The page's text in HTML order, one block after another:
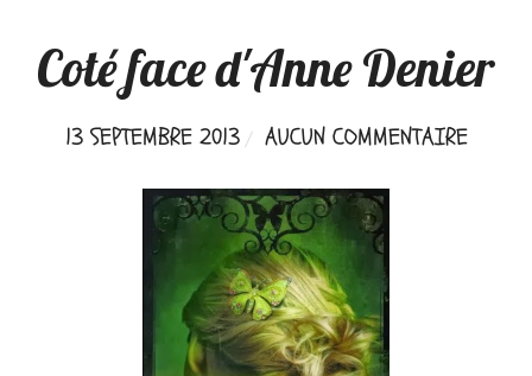
Coté face d'Anne Denier
13 SEPTEMBRE 2013 AUCUN COMMENTAIRE